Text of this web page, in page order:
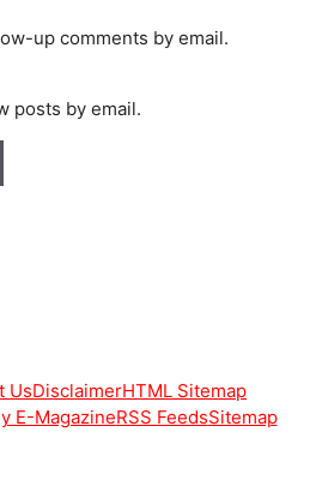
up comments by email.
posts by email.
UsDisclaimerHTML Sitemap
E-MagazineRSS FeedsSitemap